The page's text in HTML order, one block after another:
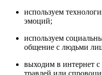
используем
эмоций;
используем
общение с людьми
выходим в интернет с